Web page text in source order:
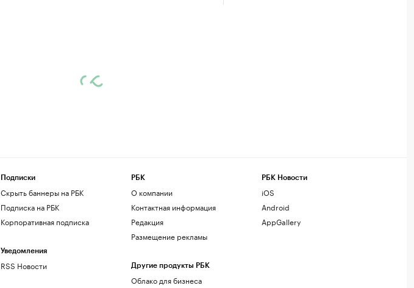
Подписки
Скрыть баннеры на РБК
Подписка на РБК
Корпоративная подписка
Уведомления
RSS Новости
РБК
О компании
Контактная информация
Редакция
Размещение рекламы
Другие продукты РБК
Облако для бизнеса
РБК Новости
iOS
Android
AppGallery